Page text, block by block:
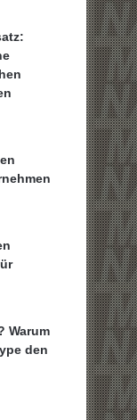
Warum
den